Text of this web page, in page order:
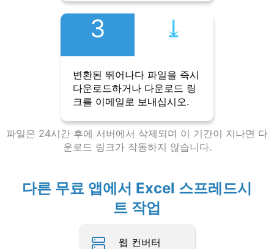
3 ⤓︎
변환된 뛰어나다 파일을 즉시
다운로드하거나 다운로드 링
크를 이메일로 보내십시오.
파일은 24시간 후에 서버에서 삭제되며 이 기간이 지나면 다
운로드 링크가 작동하지 않습니다.
다른 무료 앱에서 Excel 스프레드시
트 작업
웹 컨버터